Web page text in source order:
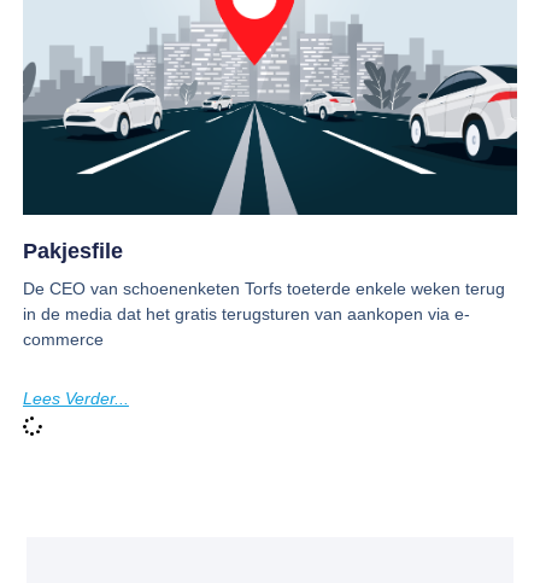
Pakjesfile
De CEO van schoenenketen Torfs toeterde enkele weken terug
in de media dat het gratis terugsturen van aankopen via e-
commerce
Lees Verder...